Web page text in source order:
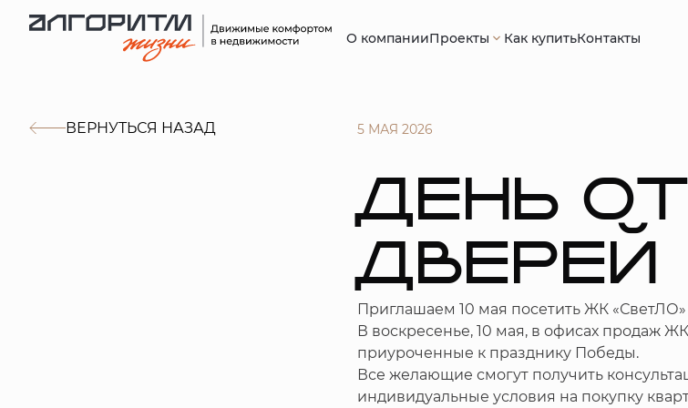
О компанииПроекты Как купитьКонтакты
ВЕРНУТЬСЯ НАЗАД 5 МАЯ 2026
ДЕНЬ
ДВЕРЕЙ
Приглашаем 10 мая посетить ЖК
В воскресенье, 10 мая, в офисах продаж
приуроченные к празднику Победы.
Все желающие смогут получить
индивидуальные условия на покупку